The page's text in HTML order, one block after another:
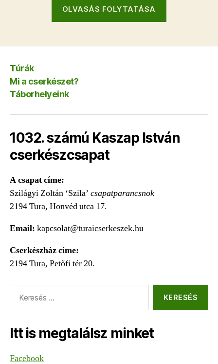
OLVASÁS FOLYTATÁSA
Túrák
Mi a cserkészet?
Táborhelyeink
1032. számú Kaszap István
cserkészcsapat
A csapat címe:
Szilágyi Zoltán ‘Szila’ csapatparancsnok
2194 Tura, Honvéd utca 17.
Email: kapcsolat@turaicserkeszek.hu
Cserkészház címe:
2194 Tura, Petõfi tér 20.
Itt is megtalálsz minket
Facebook